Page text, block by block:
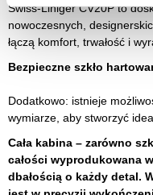
Swiss-Liniger CV20P to
nowoczesnych,
łączą komfort, trwałość i
Bezpieczne szkło
Dodatkowo: istnieje
wymiarze, aby stworzyć
Cała kabina – zarówno
całości wyprodukowana
dbałością o każdy detal.